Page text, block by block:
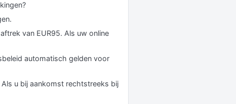
van EUR95. Als uw online
automatisch gelden voor
u bij aankomst rechtstreeks bij